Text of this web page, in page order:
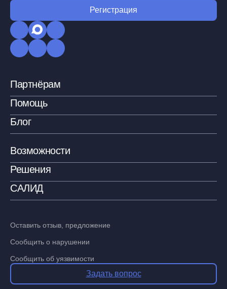
Регистрация
Партнёрам
Помощь
Блог
Возможности
Решения
САЛИД
Оставить отзыв, предложение
Сообщить о нарушении
Сообщить об уязвимости
Задать вопрос